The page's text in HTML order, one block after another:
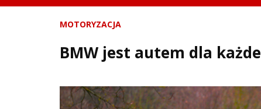
MOTORYZACJA
BMW jest autem dla